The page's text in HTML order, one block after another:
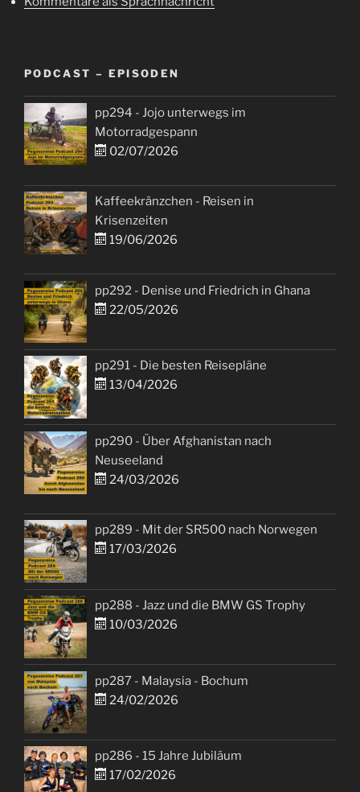
PODCAST – EPISODEN
pp294 - Jojo unterwegs im
Motorradgespann
02/07/2026
Kaffeekränzchen - Reisen in
Krisenzeiten
19/06/2026
pp292 - Denise und Friedrich in Ghana
22/05/2026
pp291 - Die besten Reisepläne
13/04/2026
pp290 - Über Afghanistan nach
Neuseeland
24/03/2026
pp289 - Mit der SR500 nach Norwegen
17/03/2026
pp288 - Jazz und die BMW GS Trophy
10/03/2026
pp287 - Malaysia - Bochum
24/02/2026
pp286 - 15 Jahre Jubiläum
17/02/2026